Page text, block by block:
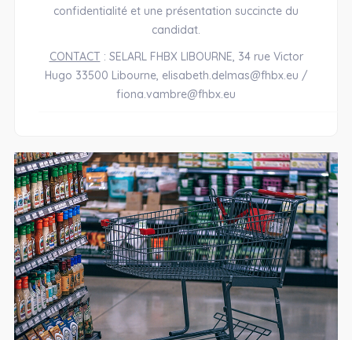
confidentialité et une présentation succincte du
candidat.
CONTACT : SELARL FHBX LIBOURNE, 34 rue Victor
Hugo 33500 Libourne, elisabeth.delmas@fhbx.eu /
fiona.vambre@fhbx.eu